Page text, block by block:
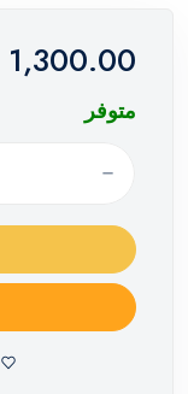
1,300.00
متوفر